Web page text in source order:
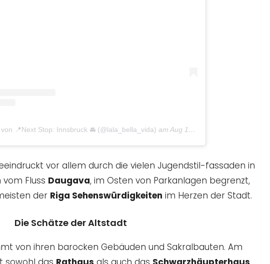
📍Next Stop: Innsbruck 🚘 (@lala_bella_vida) am Aug 18, 2018 um 9:02 PDT
vor allem durch die vielen Jugendstil-fassaden in
vom Fluss Daugava, im Osten von Parkanlagen begrenzt,
der Riga Sehenswürdigkeiten im Herzen der Stadt.
Die Schätze der Altstadt
von ihren barocken Gebäuden und Sakralbauten. Am